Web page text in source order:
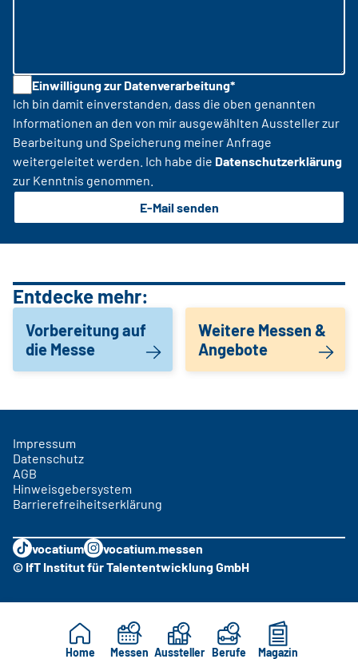
Einwilligung zur Datenverarbeitung*
Ich bin damit einverstanden, dass die oben genannten
Informationen an den von mir ausgewählten Aussteller zur
Bearbeitung und Speicherung meiner Anfrage
weitergeleitet werden. Ich habe die Datenschutzerklärung
zur Kenntnis genommen.
E-Mail senden
Entdecke mehr:
Vorbereitung auf
die Messe
Weitere Messen &
Angebote
Home Messen Aussteller Berufe Magazin
Impressum
Datenschutz
AGB
Hinweisgebersystem
Barrierefreiheitserklärung
vocatium
vocatium.messen
© IfT Institut für Talententwicklung GmbH